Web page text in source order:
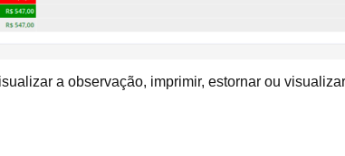
a observação, imprimir, estornar ou